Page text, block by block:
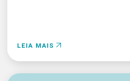
LEIA MAIS